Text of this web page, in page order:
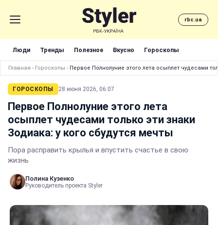
rbc.ua
Люди Тренды Полезное Вкусно Гороскопы
Главная › Гороскопы › Первое Полнолуние этого лета осыплет чудесами
ГОРОСКОПЫ 28 июня 2026, 06:07
Первое Полнолуние этого лета
осыплет чудесами только эти знаки
Зодиака: у кого сбудутся мечты
Пора расправить крылья и впустить счастье в свою
жизнь
Полина Кузенко
Руководитель проекта Styler